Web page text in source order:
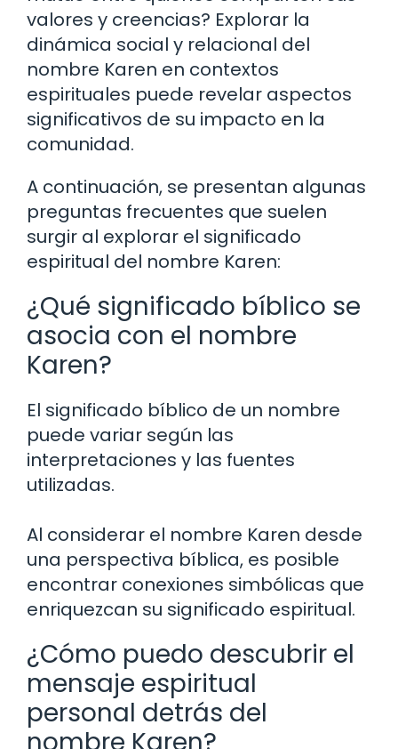
valores y creencias? Explorar la
dinámica social y relacional del
nombre Karen en contextos
espirituales puede revelar aspectos
significativos de su impacto en la
comunidad.
A continuación, se presentan algunas
preguntas frecuentes que suelen
surgir al explorar el significado
espiritual del nombre Karen:
¿Qué significado bíblico se
asocia con el nombre
Karen?
El significado bíblico de un nombre
puede variar según las
interpretaciones y las fuentes
utilizadas.
Al considerar el nombre Karen desde
una perspectiva bíblica, es posible
encontrar conexiones simbólicas que
enriquezcan su significado espiritual.
¿Cómo puedo descubrir el
mensaje espiritual
personal detrás del